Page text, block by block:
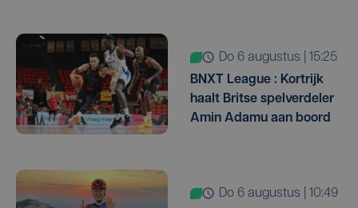
do 6 augustus | 15:25
BNXT League : Kortrijk
haalt Britse spelverdeler
Amin Adamu aan boord
do 6 augustus | 10:49